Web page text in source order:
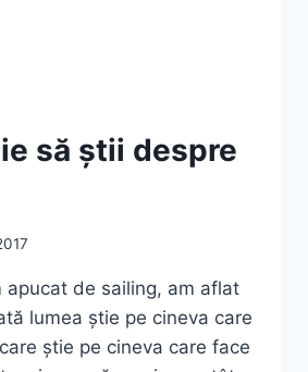
să știi despre
apucat de sailing, am aflat
lumea știe pe cineva care
știe pe cineva care face